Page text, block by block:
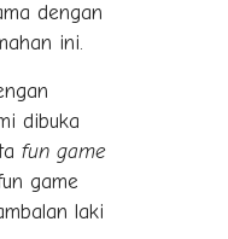
dengan
ini.
dibuka
fun game
game
laki